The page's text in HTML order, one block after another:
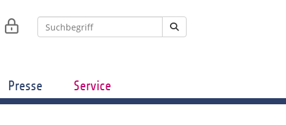
Presse Service